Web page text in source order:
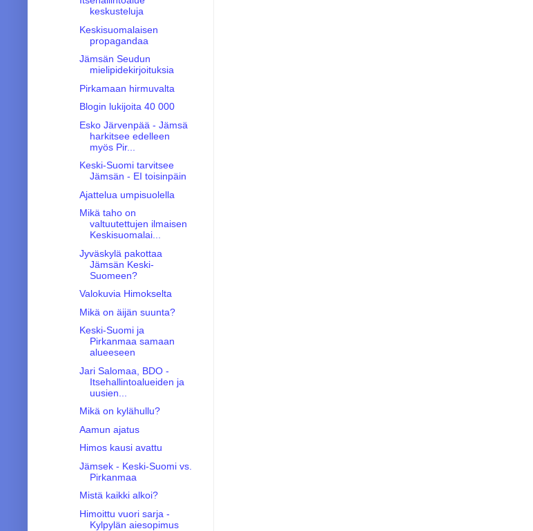
keskusteluja
Keskisuomalaisen
propagandaa
Jämsän Seudun
mielipidekirjoituksia
Pirkamaan hirmuvalta
Blogin lukijoita 40 000
Esko Järvenpää - Jämsä
harkitsee edelleen
myös Pir...
Keski-Suomi tarvitsee
Jämsän - EI toisinpäin
Ajattelua umpisuolella
Mikä taho on
valtuutettujen ilmaisen
Keskisuomalai...
Jyväskylä pakottaa
Jämsän Keski-
Suomeen?
Valokuvia Himokselta
Mikä on äijän suunta?
Keski-Suomi ja
Pirkanmaa samaan
alueeseen
Jari Salomaa, BDO -
Itsehallintoalueiden ja
uusien...
Mikä on kylähullu?
Aamun ajatus
Himos kausi avattu
Jämsek - Keski-Suomi vs.
Pirkanmaa
Mistä kaikki alkoi?
Himoittu vuori sarja -
Kylpylän aiesopimus